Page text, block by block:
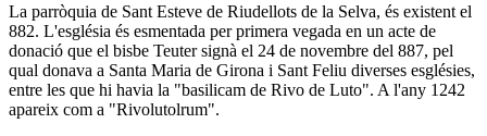
La parròquia de Sant Esteve de Riudellots de la Selva, és existent el
882. L'església és esmentada per primera vegada en un acte de
donació que el bisbe Teuter signà el 24 de novembre del 887, pel
qual donava a Santa Maria de Girona i Sant Feliu diverses esglésies,
entre les que hi havia la "basilicam de Rivo de Luto". A l'any 1242
apareix com a "Rivolutolrum".